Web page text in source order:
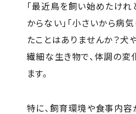
「最近鳥を飼い始めたけれ
からない」「小さいから病
たことはありませんか？犬
繊細な生き物で、体調の変
ます。
特に、飼育環境や食事内容